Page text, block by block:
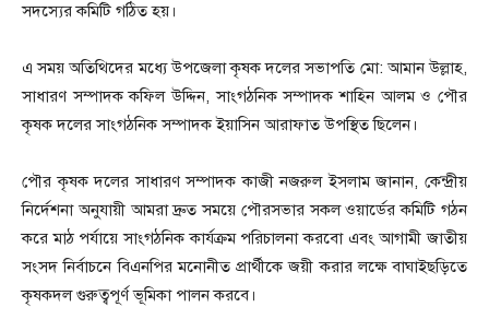
সদস্যের কমিটি গঠিত হয়।
এ সময় অতিথিদের মধ্যে উপজেলা কৃষক দলের সভাপতি মো: আমান উল্লাহ,
সাধারণ সম্পাদক কফিল উদ্দিন, সাংগঠনিক সম্পাদক শাহিন আলম ও পৌর
কৃষক দলের সাংগঠনিক সম্পাদক ইয়াসিন আরাফাত উপস্থিত ছিলেন।
পৌর কৃষক দলের সাধারণ সম্পাদক কাজী নজরুল ইসলাম জানান, কেন্দ্রীয়
নির্দেশনা অনুযায়ী আমরা দ্রুত সময়ে পৌরসভার সকল ওয়ার্ডের কমিটি গঠন
করে মাঠ পর্যায়ে সাংগঠনিক কার্যক্রম পরিচালনা করবো এবং আগামী জাতীয়
সংসদ নির্বাচনে বিএনপির মনোনীত প্রার্থীকে জয়ী করার লক্ষে বাঘাইছড়িতে
কৃষকদল গুরুত্বপূর্ণ ভূমিকা পালন করবে।